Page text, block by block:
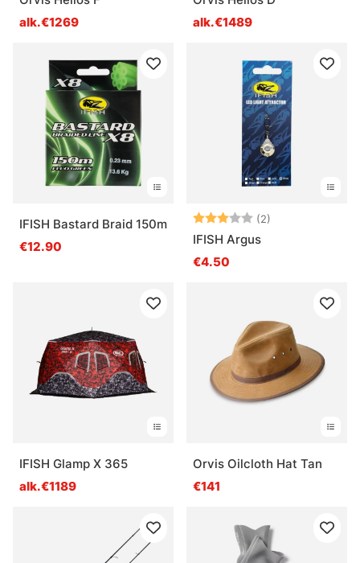
alk.€1269
alk.€1489
IFISH Bastard Braid 150m
€12.90
Arvio: (2)
IFISH Argus
€4.50
IFISH Glamp X 365
alk.€1189
Orvis Oilcloth Hat Tan
€141